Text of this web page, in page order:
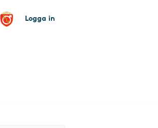
Logga in